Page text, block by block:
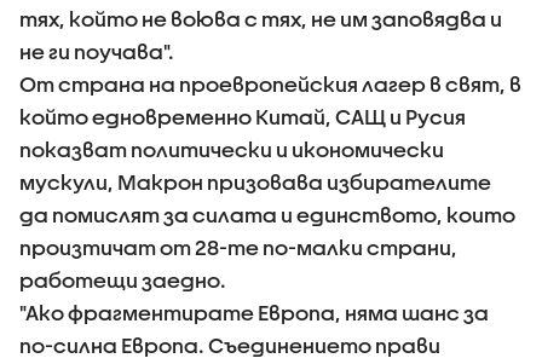
тях, който не воюва с тях, не им заповядва и
не ги поучава".
От страна на проевропейския лагер в свят, в
който едновременно Китай, САЩ и Русия
показват политически и икономически
мускули, Макрон призовава избирателите
да помислят за силата и единството, които
произтичат от 28-те по-малки страни,
работещи заедно.
"Ако фрагментирате Европа, няма шанс за
по-силна Европа. Съединението прави